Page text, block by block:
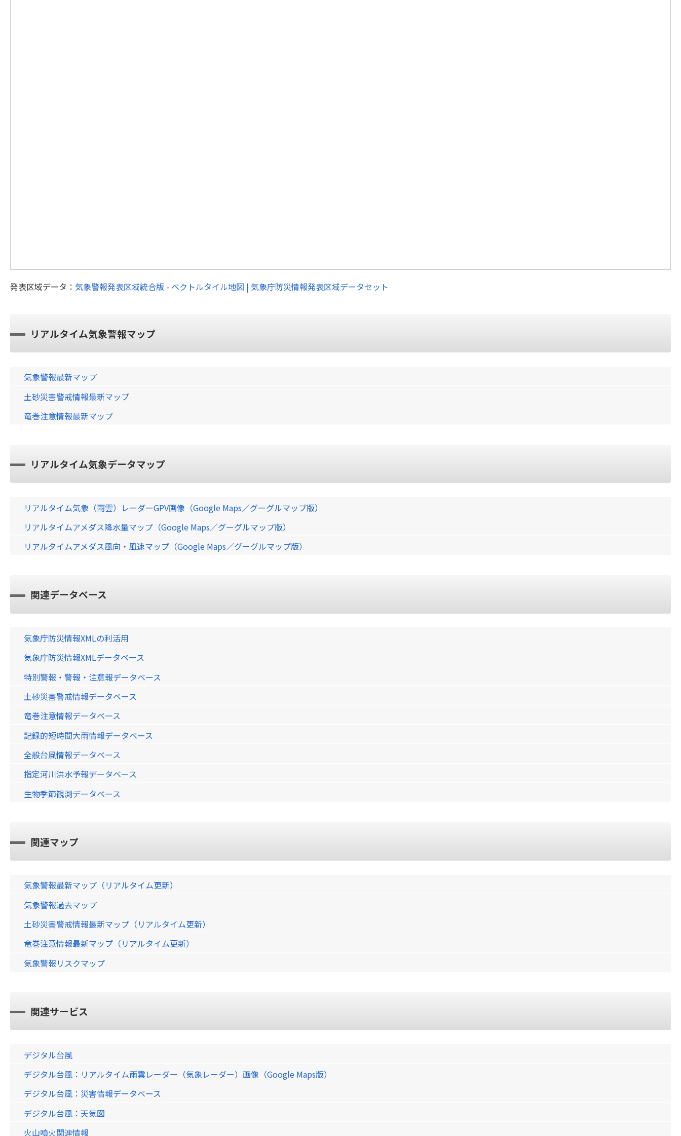
発表区域データ： 気象警報発表区域統合版 - ベクトルタイル地図 | 気象庁防災情報発表区域データセット
リアルタイム気象警報マップ
気象警報最新マップ
土砂災害警戒情報最新マップ
竜巻注意情報最新マップ
リアルタイム気象データマップ
リアルタイム気象（雨雲）レーダーGPV画像（Google Maps／グーグルマップ版）
リアルタイムアメダス降水量マップ（Google Maps／グーグルマップ版）
リアルタイムアメダス風向・風速マップ（Google Maps／グーグルマップ版）
関連データベース
気象庁防災情報XMLの利活用
気象庁防災情報XMLデータベース
特別警報・警報・注意報データベース
土砂災害警戒情報データベース
竜巻注意情報データベース
記録的短時間大雨情報データベース
全般台風情報データベース
指定河川洪水予報データベース
生物季節観測データベース
関連マップ
気象警報最新マップ（リアルタイム更新）
気象警報過去マップ
土砂災害警戒情報最新マップ（リアルタイム更新）
竜巻注意情報最新マップ（リアルタイム更新）
気象警報リスクマップ
関連サービス
デジタル台風
デジタル台風：リアルタイム雨雲レーダー（気象レーダー）画像（Google Maps版）
デジタル台風：災害情報データベース
デジタル台風：天気図
火山噴火関連情報